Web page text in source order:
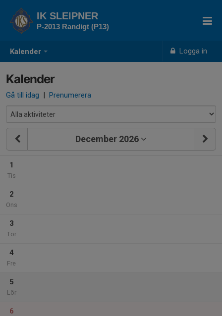
Kalender Logga in
IK SLEIPNER
P-2013 Randigt (P13)
Kalender
Gå till idag | Prenumerera
December 2026
1
Tis
2
Ons
3
Tor
4
Fre
5
Lör
6